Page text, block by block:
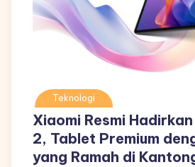
Teknologi
Xiaomi Resmi
2, Tablet Premium
yang Ramah di